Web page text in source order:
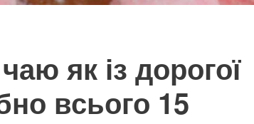
як із дорогої
всього 15